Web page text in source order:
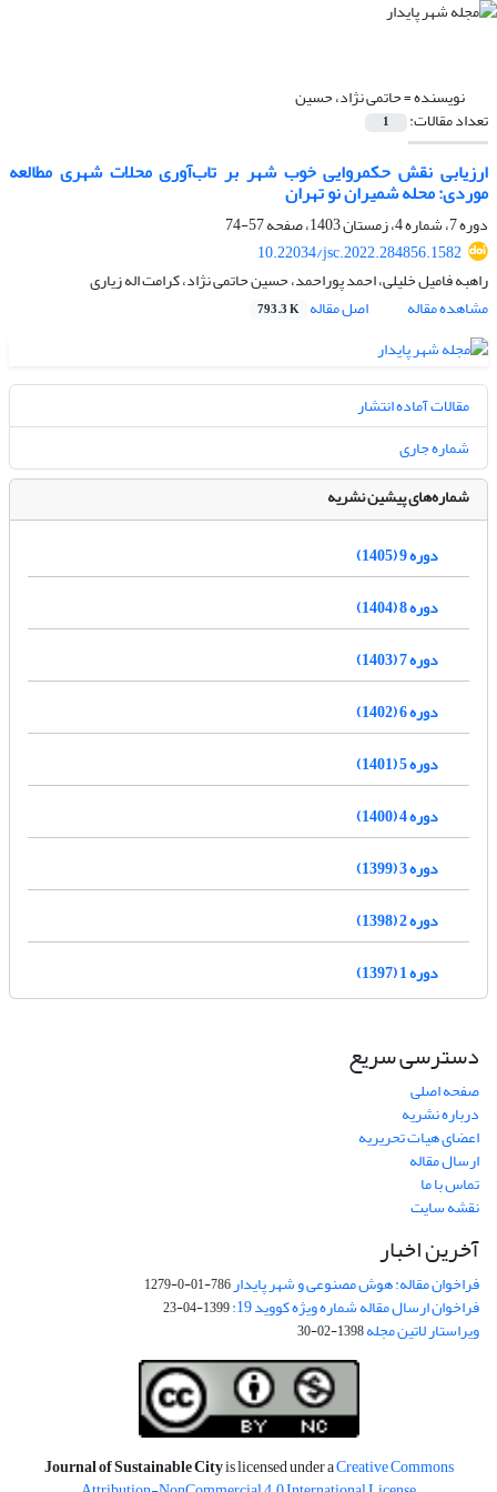
نویسنده =حاتمی نژاد، حسین
تعداد مقالات: 1
ارزیابی نقش حکمروایی خوب شهر بر تاب‌آوری محلات شهری مطالعه
موردی: محله شمیران نو تهران
دوره 7، شماره 4، زمستان 1403، صفحه
57-74
10.22034/jsc.2022.284856.1582
راهبه فامیل خلیلی، احمد پوراحمد، حسین حاتمی نژاد، کرامت اله زیاری
مشاهده مقاله
اصل مقاله 793.3 K
مقالات آماده انتشار
شماره جاری
شماره‌های پیشین نشریه
دوره 9 (1405)
دوره 8 (1404)
دوره 7 (1403)
دوره 6 (1402)
دوره 5 (1401)
دوره 4 (1400)
دوره 3 (1399)
دوره 2 (1398)
دوره 1 (1397)
دسترسی سریع
صفحه اصلی
درباره نشریه
اعضای هیات تحریریه
ارسال مقاله
تماس با ما
نقشه سایت
آخرین اخبار
فراخوان مقاله: هوش مصنوعی و شهر پایدار786-01-0-1279
فراخوان ارسال مقاله شماره ویژه کووید 19: 1399-04-23
ویراستار لاتین مجله1398-02-30
Journal of Sustainable Cityis licensed under aCreative Commons